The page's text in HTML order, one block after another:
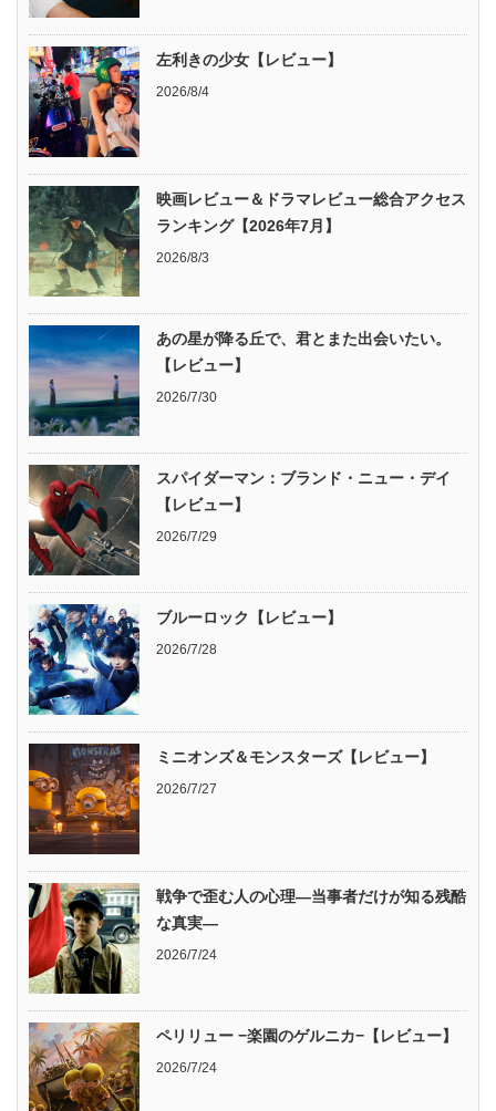
左利きの少女【レビュー】
2026/8/4
映画レビュー＆ドラマレビュー総合アクセス
ランキング【2026年7月】
2026/8/3
あの星が降る丘で、君とまた出会いたい。
【レビュー】
2026/7/30
スパイダーマン：ブランド・ニュー・デイ
【レビュー】
2026/7/29
ブルーロック【レビュー】
2026/7/28
ミニオンズ＆モンスターズ【レビュー】
2026/7/27
戦争で歪む人の心理―当事者だけが知る残酷
な真実―
2026/7/24
ペリリュー −楽園のゲルニカ−【レビュー】
2026/7/24